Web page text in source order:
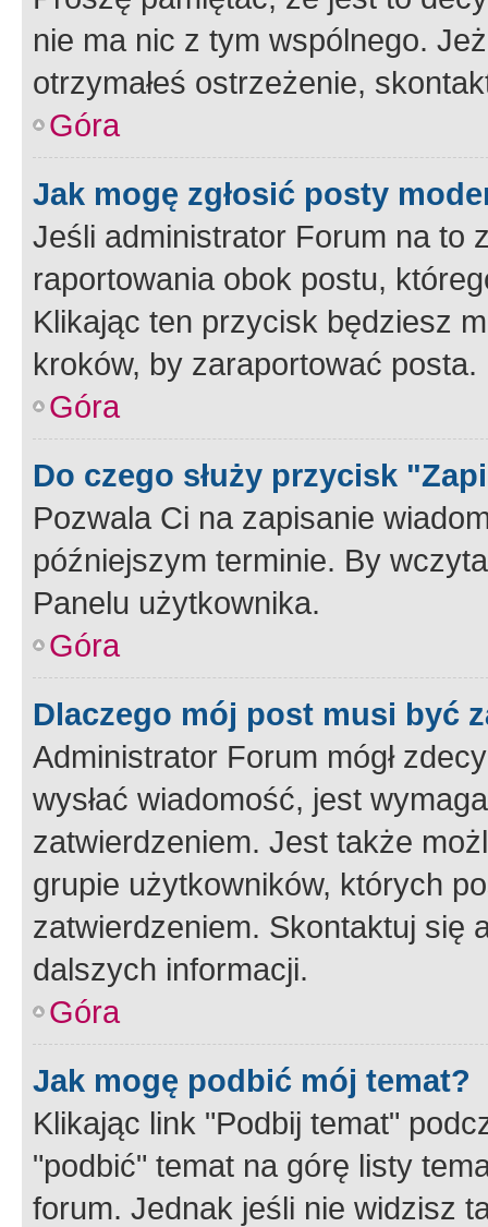
nie ma nic z tym wspólnego.
otrzymałeś ostrzeżenie,
Góra
Jak mogę zgłosić posty
Jeśli administrator Forum na to
raportowania obok postu,
Klikając ten przycisk będziesz
kroków, by zaraportować posta.
Góra
Do czego służy przycisk
Pozwala Ci na zapisanie
późniejszym terminie. By
Panelu użytkownika.
Góra
Dlaczego mój post musi być
Administrator Forum mógł
wysłać wiadomość, jest
zatwierdzeniem. Jest także
grupie użytkowników, których
zatwierdzeniem. Skontaktuj się
dalszych informacji.
Góra
Jak mogę podbić mój temat?
Klikając link "Podbij temat"
"podbić" temat na górę listy
forum. Jednak jeśli nie widzisz